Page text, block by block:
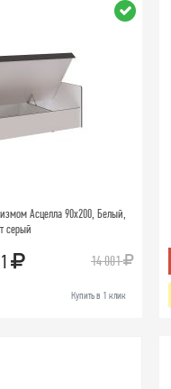
Асцелла 90х200, Белый,
серый
14 001
Купить в 1 клик